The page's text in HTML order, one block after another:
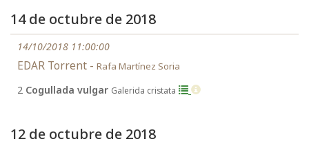
14 de octubre de 2018
14/10/2018 11:00:00
EDAR Torrent - Rafa Martínez Soria
2 Cogullada vulgar Galerida cristata
12 de octubre de 2018